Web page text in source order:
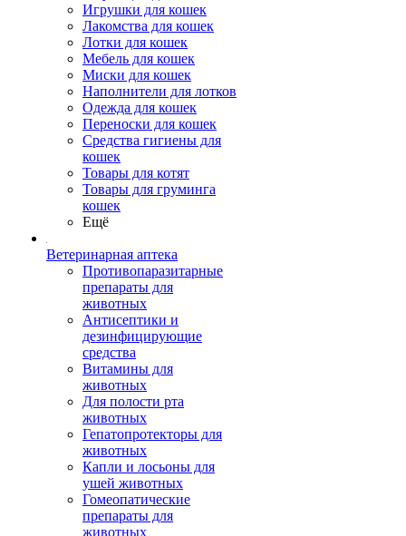
Игрушки для кошек
Лакомства для кошек
Лотки для кошек
Мебель для кошек
Миски для кошек
Наполнители для лотков
Одежда для кошек
Переноски для кошек
Средства гигиены для
кошек
Товары для котят
Товары для груминга
кошек
Ещё
Ветеринарная аптека
Противопаразитарные
препараты для
животных
Антисептики и
дезинфицирующие
средства
Витамины для
животных
Для полости рта
животных
Гепатопротекторы для
животных
Капли и лосьоны для
ушей животных
Гомеопатические
препараты для
животных